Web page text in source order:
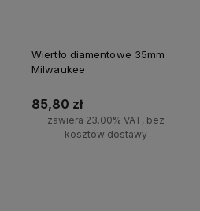
Wiertło diamentowe 35mm
Milwaukee
85,80 zł
zawiera 23.00% VAT, bez
kosztów dostawy